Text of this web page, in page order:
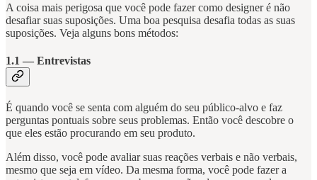
A coisa mais perigosa que você pode fazer como designer é não
desafiar suas suposições. Uma boa pesquisa desafia todas as suas
suposições. Veja alguns bons métodos:
1.1 — Entrevistas
É quando você se senta com alguém do seu público-alvo e faz
perguntas pontuais sobre seus problemas. Então você descobre o
que eles estão procurando em seu produto.
Além disso, você pode avaliar suas reações verbais e não verbais,
mesmo que seja em vídeo. Da mesma forma, você pode fazer a